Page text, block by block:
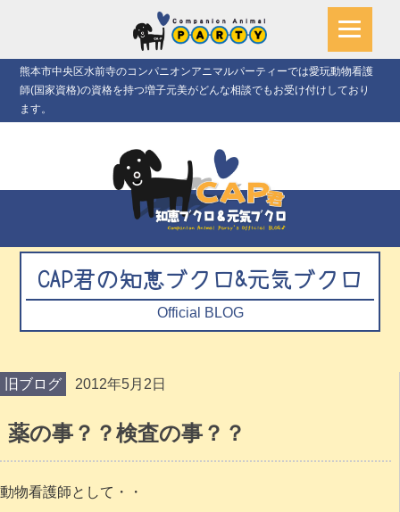
熊本市中央区水前寺のコンパニオンアニマルパーティーでは愛玩動物看護
師(国家資格)の資格を持つ増子元美がどんな相談でもお受け付けしており
ます。
CAP君の知恵ブクロ&元気ブクロ
Official BLOG
旧ブログ 2012年5月2日
薬の事？？検査の事？？
動物看護師として・・